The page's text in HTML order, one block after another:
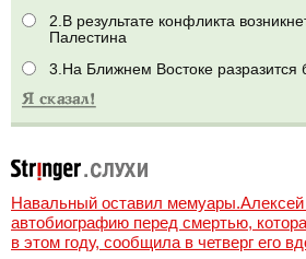
2.В результате конфликта
Палестина
3.На Ближнем Востоке разразится
Навальный оставил
автобиографию перед смертью,
в этом году, сообщила в четверг его